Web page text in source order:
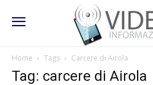
Home Tags Carcere di Airola
Tag: carcere di Airola